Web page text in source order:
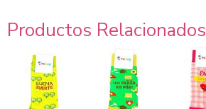
Productos Relacionados